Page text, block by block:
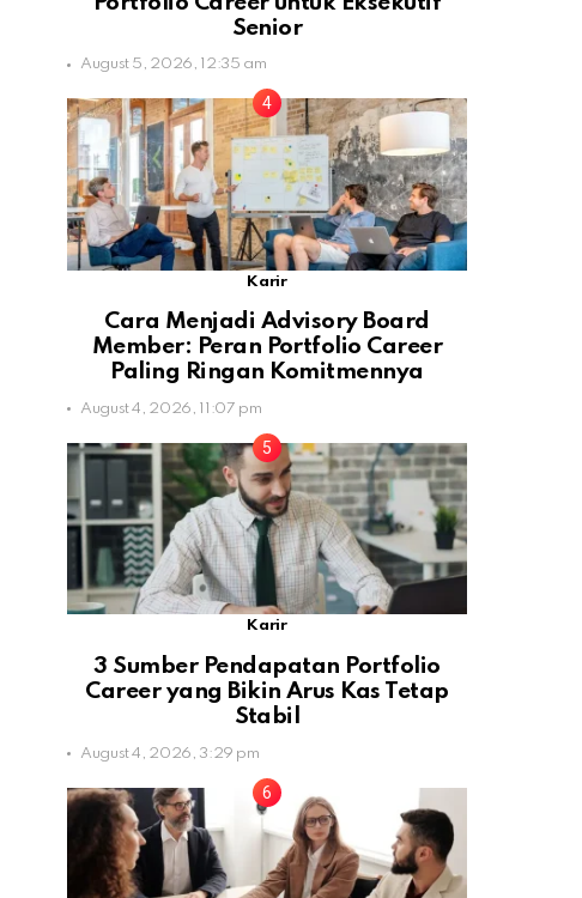
Senior
August 5, 2026, 12:35 am
Karir
Cara Menjadi Advisory Board
Member: Peran Portfolio Career
Paling Ringan Komitmennya
August 4, 2026, 11:07 pm
Karir
3 Sumber Pendapatan Portfolio
Career yang Bikin Arus Kas Tetap
Stabil
August 4, 2026, 3:29 pm